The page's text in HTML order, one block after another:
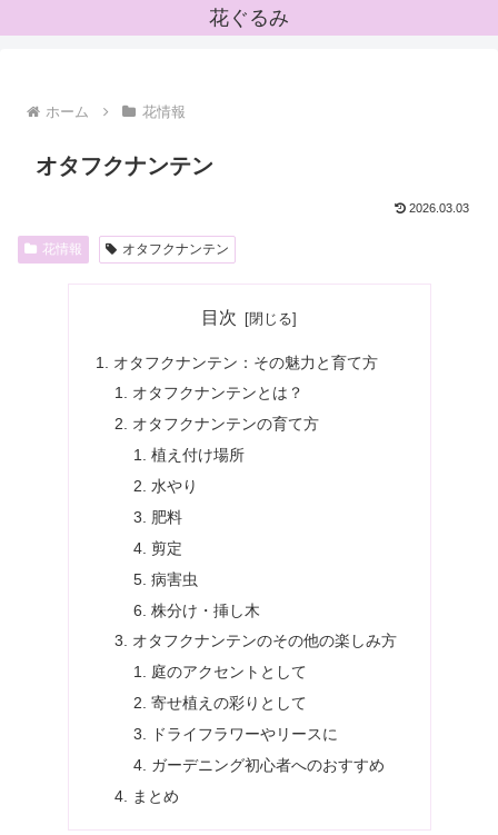
花ぐるみ
ホーム 花情報
オタフクナンテン
2026.03.03
花情報 オタフクナンテン
目次
オタフクナンテン：その魅力と育て方
オタフクナンテンとは？
オタフクナンテンの育て方
植え付け場所
水やり
肥料
剪定
病害虫
株分け・挿し木
オタフクナンテンのその他の楽しみ方
庭のアクセントとして
寄せ植えの彩りとして
ドライフラワーやリースに
ガーデニング初心者へのおすすめ
まとめ